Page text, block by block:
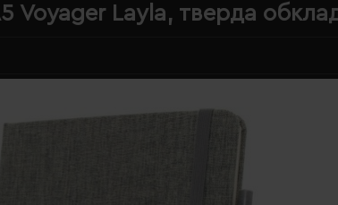
Voyager Layla, тверда